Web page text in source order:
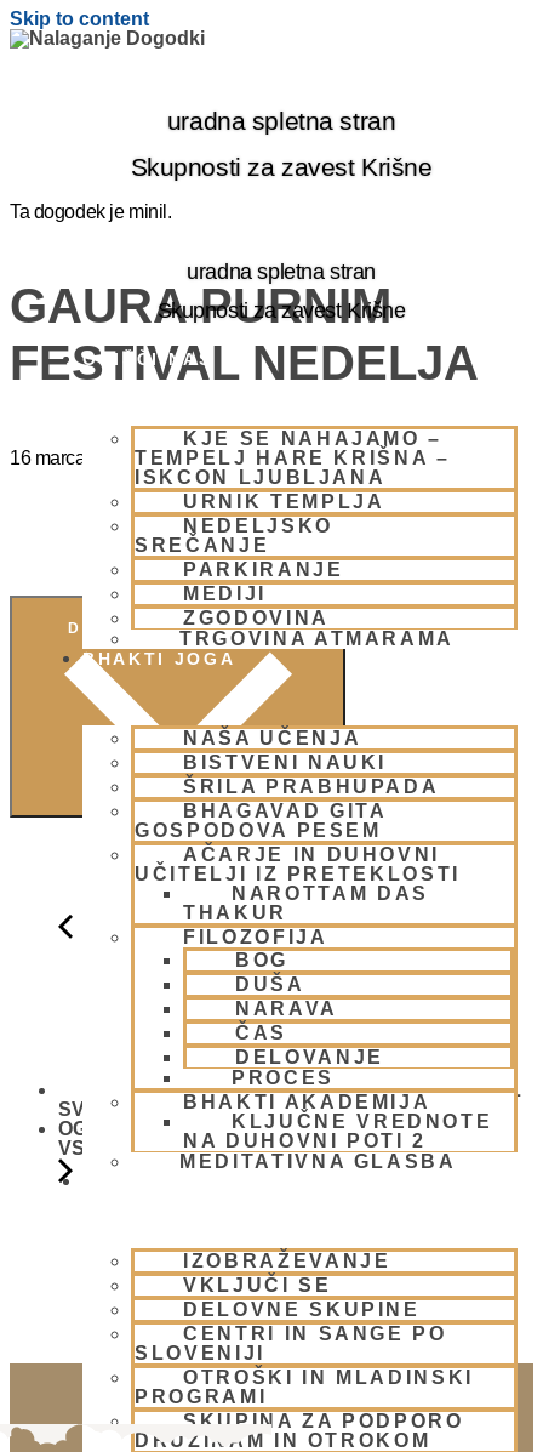
Skip to content
uradna spletna stran
Skupnosti za zavest Krišne
uradna spletna stran
Skupnosti za zavest Krišne
OBIŠČI NAS
KJE SE NAHAJAMO –
TEMPELJ HARE KRIŠNA –
ISKCON LJUBLJANA
URNIK TEMPLJA
NEDELJSKO
SREČANJE
PARKIRANJE
MEDIJI
ZGODOVINA
TRGOVINA ATMARAMA
BHAKTI JOGA
NAŠA UČENJA
BISTVENI NAUKI
ŠRILA PRABHUPADA
BHAGAVAD GITA
GOSPODOVA PESEM
AČARJE IN DUHOVNI
UČITELJI IZ PRETEKLOSTI
NAROTTAM DAS
THAKUR
FILOZOFIJA
BOG
DUŠA
NARAVA
ČAS
DELOVANJE
PROCES
BHAKTI AKADEMIJA
KLJUČNE VREDNOTE
NA DUHOVNI POTI 2
MEDITATIVNA GLASBA
IZOBRAŽEVANJE
VKLJUČI SE
DELOVNE SKUPINE
CENTRI IN SANGE PO
SLOVENIJI
OTROŠKI IN MLADINSKI
PROGRAMI
SKUPINA ZA PODPORO
DRUŽINAM IN OTROKOM
Ta dogodek je minil.
GAURA PURNIM
FESTIVAL NEDELJA
16 marca 14:00 -20:00
DODAJ V KOLEDAR
FESTIVAL
SVETEGA IMENA
OGNJENO ŽRTVOVANJE - NARASIMHA JAGJA -
VSAKO SOBOTO